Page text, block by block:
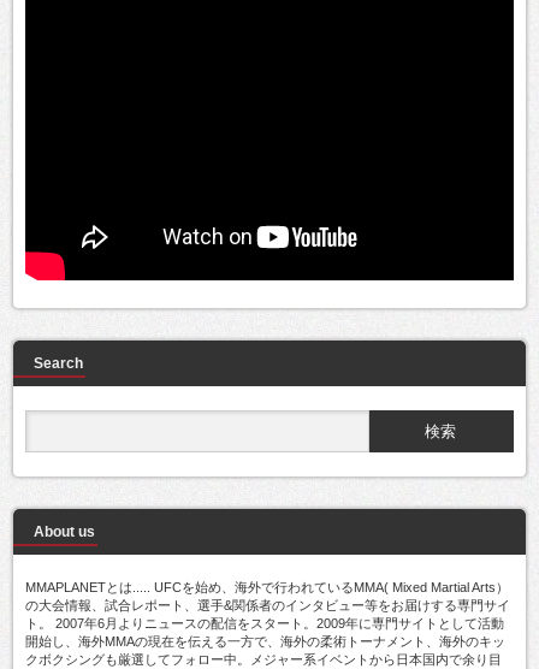
Search
About us
MMAPLANETとは..... UFCを始め、海外で行われているMMA( Mixed Martial Arts）
の大会情報、試合レポート、選手&関係者のインタビュー等をお届けする専門サイ
ト。 2007年6月よりニュースの配信をスタート。2009年に専門サイトとして活動
開始し、海外MMAの現在を伝える一方で、海外の柔術トーナメント、海外のキッ
クボクシングも厳選してフォロー中。メジャー系イベントから日本国内で余り目